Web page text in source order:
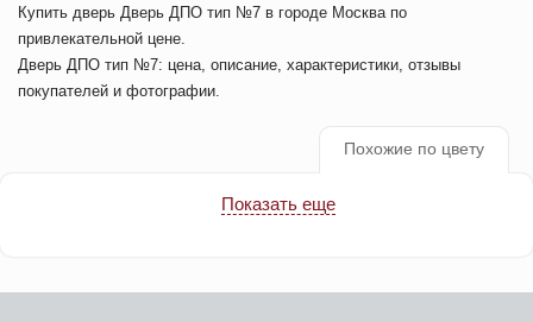
Купить дверь Дверь ДПО тип №7 в городе Москва по
привлекательной цене.
Дверь ДПО тип №7: цена, описание, характеристики, отзывы
покупателей и фотографии.
Похожие по цвету
Показать еще